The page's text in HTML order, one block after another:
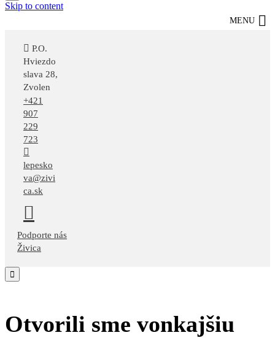
Skip to content
MENU
P.O.
Hviezdo
slava 28,
Zvolen
+421
907
229
723
lepesko
va@zivi
ca.sk
Podporte nás
Živica

Otvorili sme vonkajšiu